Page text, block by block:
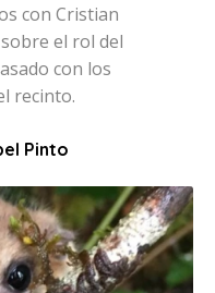
con Cristian
el rol del
con los
recinto.
Pinto